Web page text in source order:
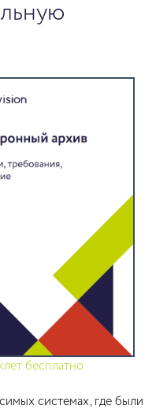
бесплатно
системах, где были